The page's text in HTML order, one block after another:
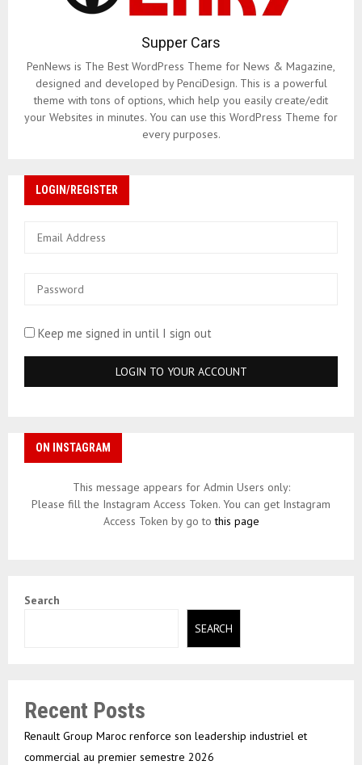
Supper Cars
PenNews is The Best WordPress Theme for News & Magazine,
designed and developed by PenciDesign. This is a powerful
theme with tons of options, which help you easily create/edit
your Websites in minutes. You can use this WordPress Theme for
every purposes.
LOGIN/REGISTER
Keep me signed in until I sign out
ON INSTAGRAM
This message appears for Admin Users only:
Please fill the Instagram Access Token. You can get Instagram
Access Token by go tothis page
Search
SEARCH
Recent Posts
Renault Group Maroc renforce son leadership industriel et
commercial au premier semestre 2026